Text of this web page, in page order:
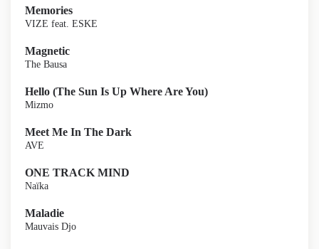
Memories
VIZE feat. ESKE
Magnetic
The Bausa
Hello (The Sun Is Up Where Are You)
Mizmo
Meet Me In The Dark
AVE
ONE TRACK MIND
Naïka
Maladie
Mauvais Djo